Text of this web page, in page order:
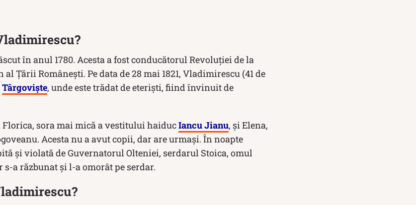
în anul 1780. Acesta a fost conducătorul Revoluției de la
Țării Românești. Pe data de 28 mai 1821, Vladimirescu (41 de
Târgoviște, unde este trădat de eteriști, fiind învinuit de
sora mai mică a vestitului haiducIancu Jianu, şi Elena,
Acesta nu a avut copii, dar are urmași. În noapte
și violată de Guvernatorul Olteniei, serdarul Stoica, omul
a răzbunat și l-a omorât pe serdar.